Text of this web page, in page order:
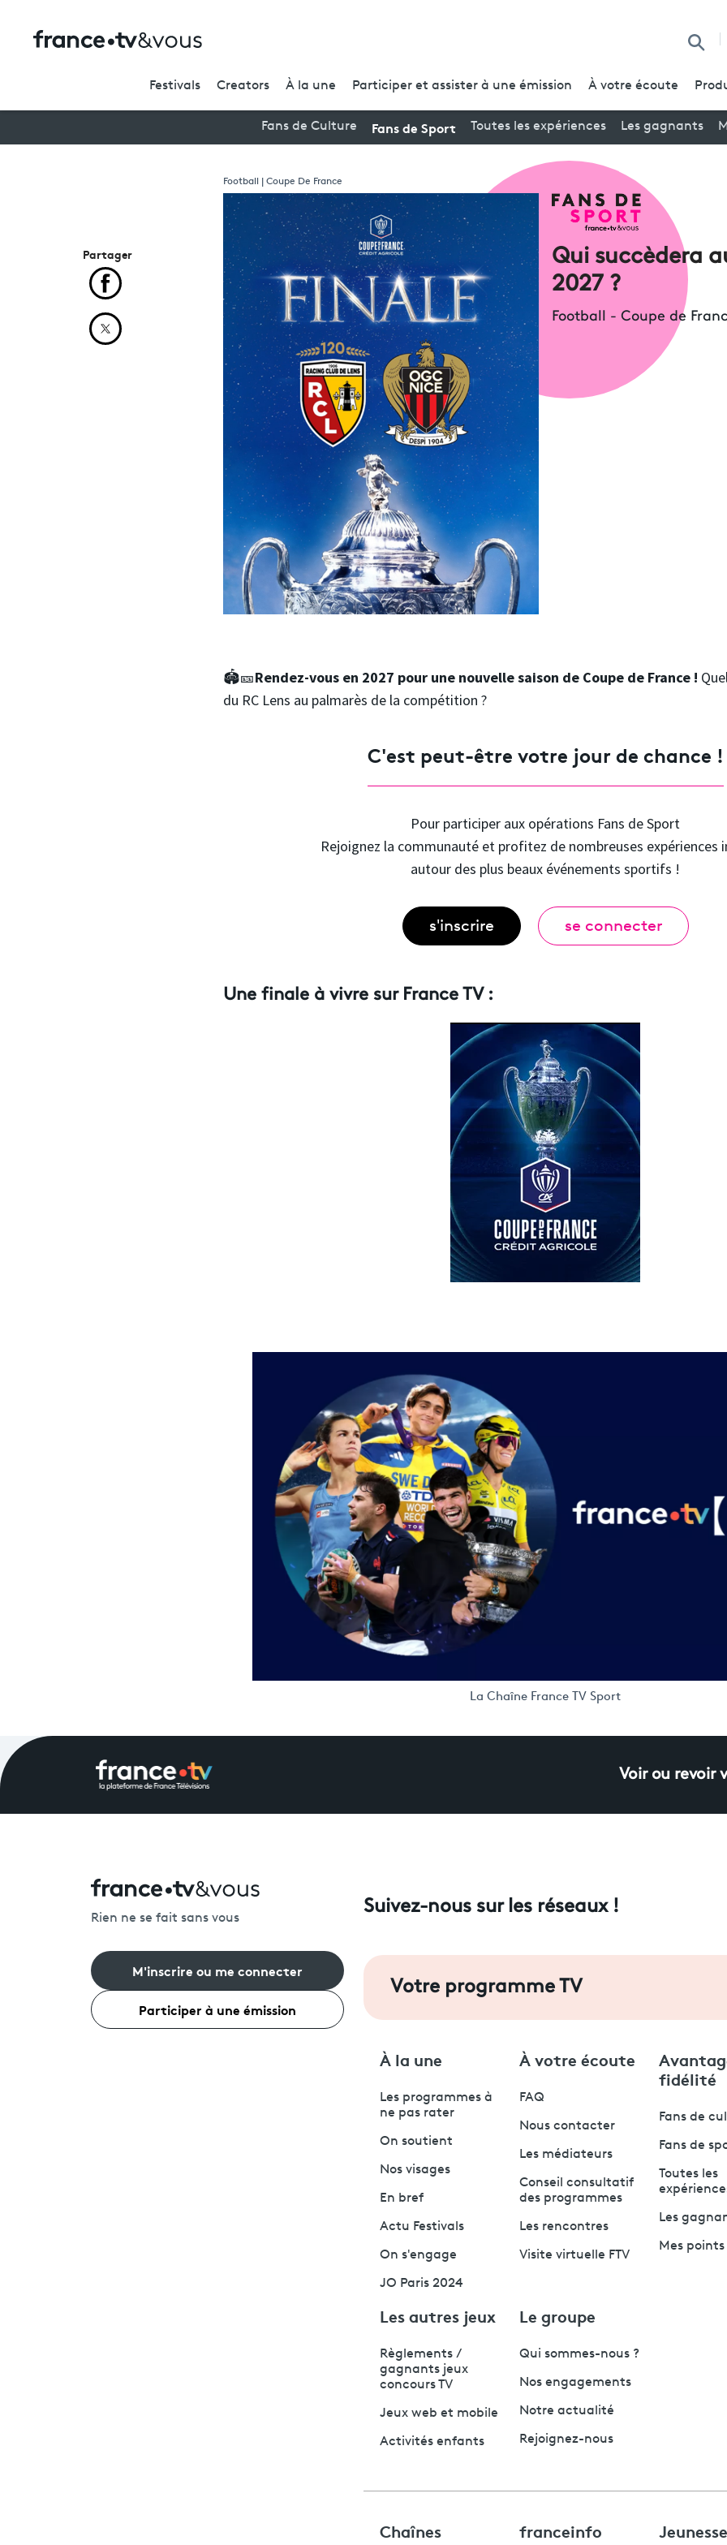
Festivals Creators À la une Participer et assister à une émission À votre écoute
Fans de Culture Fans de Sport Toutes les expériences Les gagnants
Football | Coupe De France
Qui succèdera
2027 ?
Football - Coupe de
🏟️🎫Rendez-vous en 2027 pour une nouvelle saison de Coupe de France !
du RC Lens au palmarès de la compétition ?
C'est peut-être votre jour de chance !
Pour participer aux opérations Fans de Sport
Rejoignez la communauté et profitez de nombreuses expériences
autour des plus beaux événements sportifs !
s'inscrire se connecter
Une finale à vivre sur France TV :
La Chaîne France TV Sport
Partager
Partager cet article sur Facebook
Partager cet article sur X
Voir ou revoir
Rien ne se fait sans vous
M'inscrire ou me connecter
Participer à une émission
Suivez-nous sur les réseaux !
Votre programme TV
À la une
Les programmes à
ne pas rater
On soutient
Nos visages
En bref
Actu Festivals
On s'engage
JO Paris 2024
À votre écoute
FAQ
Nous contacter
Les médiateurs
Conseil consultatif
des programmes
Les rencontres
Visite virtuelle FTV
fidélité
Fans de
Fans de
Toutes les
Les
Mes
Les autres jeux
Règlements /
gagnants jeux
concours TV
Jeux web et mobile
Activités enfants
Le groupe
Qui sommes-nous ?
Nos engagements
Notre actualité
Rejoignez-nous
Chaînes franceinfo Jeunesse